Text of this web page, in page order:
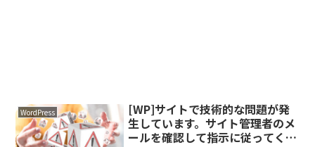
WordPress
[WP]サイトで技術的な問題が発
生しています。サイト管理者のメ
ールを確認して指示に従ってくだ